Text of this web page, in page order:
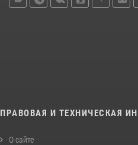
ПРАВОВАЯ И ТЕХНИЧЕСКАЯ
О сайте